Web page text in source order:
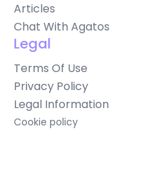
Articles
Chat With Agatos
Legal
Terms Of Use
Privacy Policy
Legal Information
Cookie policy